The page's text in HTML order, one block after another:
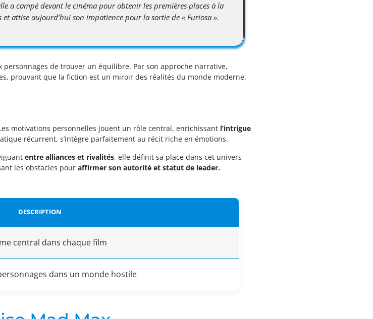
a campé devant le cinéma pour obtenir les premières places à la
attise aujourd’hui son impatience pour la sortie de « Furiosa ».
de trouver un équilibre. Par son approche narrative,
prouvant que la fiction est un miroir des réalités du monde moderne.
motivations personnelles jouent un rôle central, enrichissant l’intrigue
récurrent, s’intègre parfaitement au récit riche en émotions.
entre alliances et rivalités, elle définit sa place dans cet univers
les obstacles pour affirmer son autorité et statut de leader.
DESCRIPTION
central dans chaque film
dans un monde hostile